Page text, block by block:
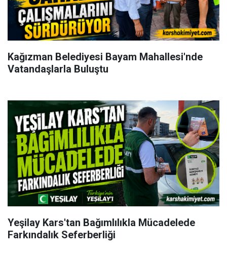
Kağızman Belediyesi Bayam Mahallesi'nde
Vatandaşlarla Buluştu
Yeşilay Kars'tan Bağımlılıkla Mücadelede
Farkındalık Seferberliği